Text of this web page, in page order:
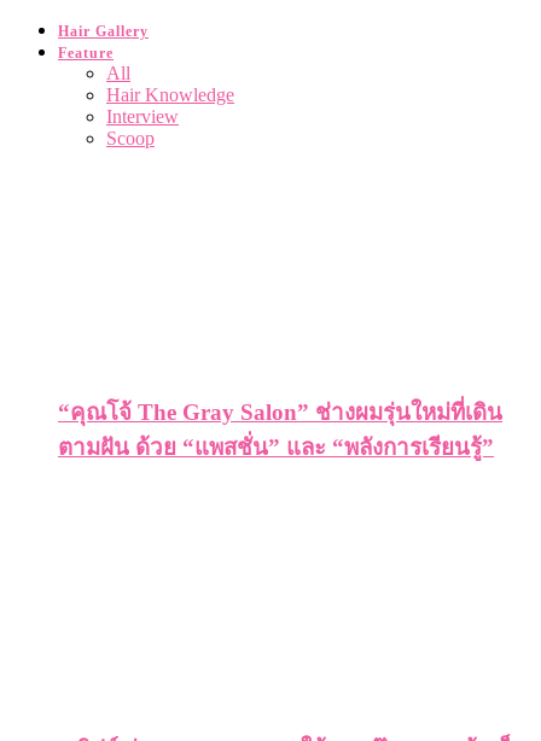
Hair Gallery
Feature
All
Hair Knowledge
Interview
Scoop
“คุณโจ้ The Gray Salon” ช่างผมรุ่นใหม่ที่เดิน
ตามฝัน ด้วย “แพสชั่น” และ “พลังการเรียนรู้”